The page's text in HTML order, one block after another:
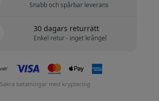
Snabb och spårbar leverans
30 dagars returrätt
Enkel retur - inget krångel
Säkra betalningar med kryptering